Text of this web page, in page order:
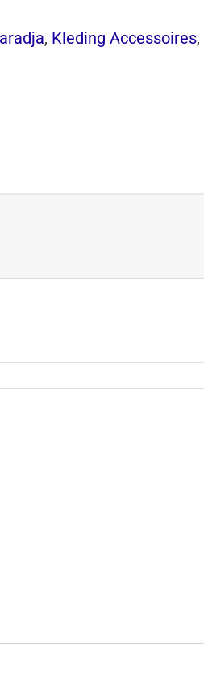
, Kleding Accessoires,